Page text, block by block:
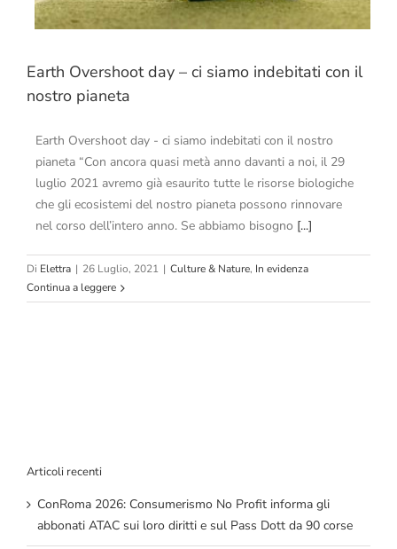
Earth Overshoot day – ci siamo indebitati con il
nostro pianeta
Earth Overshoot day - ci siamo indebitati con il nostro
pianeta “Con ancora quasi metà anno davanti a noi, il 29
luglio 2021 avremo già esaurito tutte le risorse biologiche
che gli ecosistemi del nostro pianeta possono rinnovare
nel corso dell’intero anno. Se abbiamo bisogno [...]
Di Elettra | 26 Luglio, 2021 | Culture & Nature, In evidenza
Continua a leggere
Articoli recenti
ConRoma 2026: Consumerismo No Profit informa gli
abbonati ATAC sui loro diritti e sul Pass Dott da 90 corse